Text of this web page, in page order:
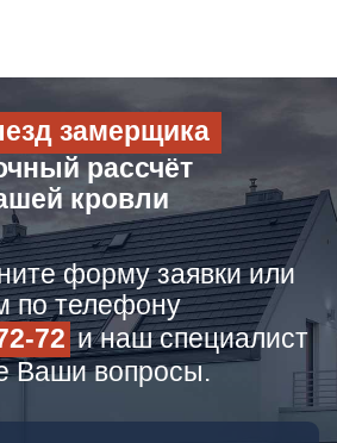
замерщика
рассчёт
кровли
форму заявки или
по телефону
72 и наш специалист
Ваши вопросы.